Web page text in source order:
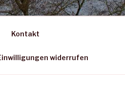
Kontakt
widerrufen